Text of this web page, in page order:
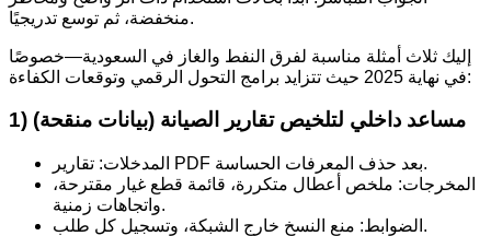
منخفضة، ثم توسع تدريجيًا.
إليك ثلاث أمثلة مناسبة لفرق النفط والغاز في السعودية—خصوصًا
في نهاية 2025 حيث تتزايد برامج التحول الرقمي وتوقعات الكفاءة:
1) مساعد داخلي لتلخيص تقارير الصيانة (بيانات منقحة)
المدخلات: تقارير PDF بعد حذف المعرفات الحساسة.
المخرجات: ملخص أعطال متكررة، قائمة قطع غيار مقترحة،
واتجاهات زمنية.
الضوابط: منع النسخ خارج الشبكة، وتسجيل كل طلب.